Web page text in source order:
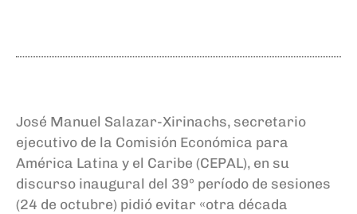
José Manuel Salazar-Xirinachs, secretario
ejecutivo de la Comisión Económica para
América Latina y el Caribe (CEPAL), en su
discurso inaugural del 39º período de sesiones
(24 de octubre) pidió evitar «otra década